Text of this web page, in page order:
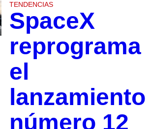
TENDENCIAS
SpaceX
reprograma
el
lanzamiento
número 12